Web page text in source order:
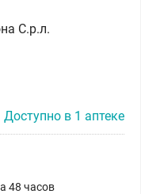
С.р.л.
Доступно в 1 аптеке
48 часов